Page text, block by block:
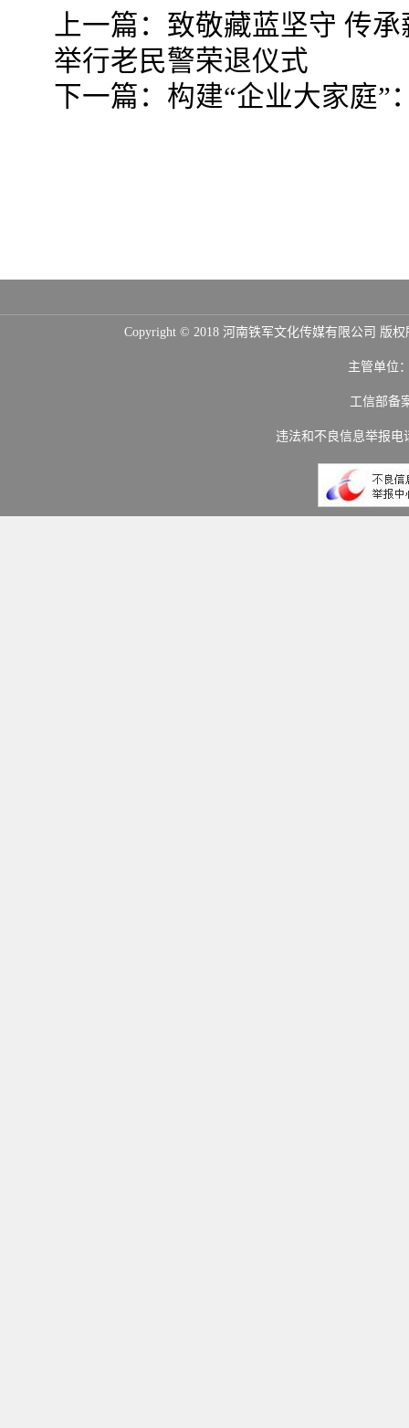
上一篇： 致敬藏蓝坚守 传
举行老民警荣退仪式
下一篇： 构建“企业大家庭”
Copyright © 2018 河南铁军文化传媒有限公司 版
主管单位
工信部备
违法和不良信息举报